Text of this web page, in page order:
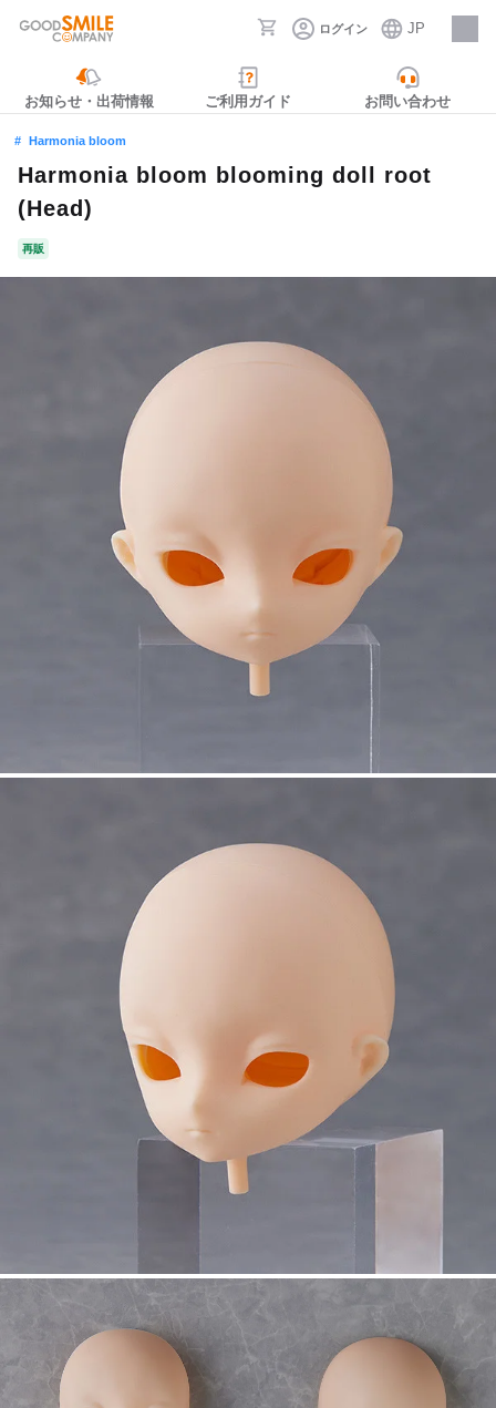
ログイン JP
採用情報
お知らせ・出荷情報 ご利用ガイド お問い合わせ
Harmonia bloom
Harmonia bloom blooming doll root
(Head)
再販